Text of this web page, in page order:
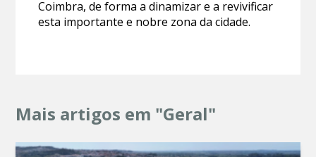
Coimbra, de forma a dinamizar e a revivificar
esta importante e nobre zona da cidade.
Mais artigos em "Geral"